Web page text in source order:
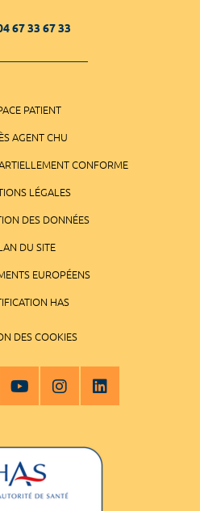
67 33 67 33
PATIENT
AGENT CHU
CONFORME
LÉGALES
DES DONNÉES
DU SITE
EUROPÉENS
HAS
DES COOKIES